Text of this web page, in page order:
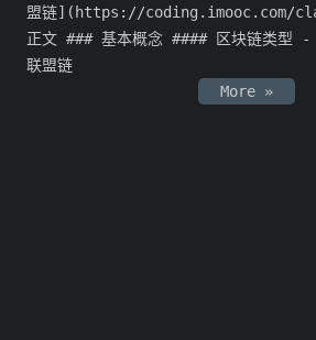
盟链](https://coding.imooc.com/
正文 ### 基本概念 #### 区块链类型
联盟链
More »